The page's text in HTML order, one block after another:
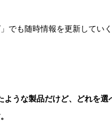
でも随時情報を更新していく
うな製品だけど、どれを選